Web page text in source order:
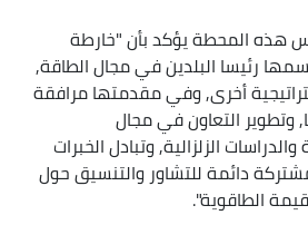
المحطة يؤكد بأن "خارطة
رئيسا البلدين في مجال الطاقة,
أخرى, وفي مقدمتها مرافقة
التعاون في مجال
الزلزالية, وتبادل الخبرات
دائمة للتشاور والتنسيق حول
الطاقوية".